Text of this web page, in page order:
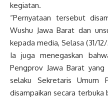
kegiatan.
“Pernyataan tersebut
Wushu Jawa Barat dan
kepada media, Selasa (31/
Ia juga menegaskan
Pengprov Jawa Barat
selaku Sekretaris Umum
disampaikan secara terbuka